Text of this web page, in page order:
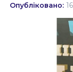
Події
Політика
Опубліковано: